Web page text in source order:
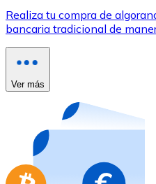
Comprar con tarjeta
Tienda - Tarjetas regalo
Nuevo
Compra tarjetas regalo
Ir a la tienda de tarjetas
Realiza tu compra de
bancaria tradicional de
Ver más